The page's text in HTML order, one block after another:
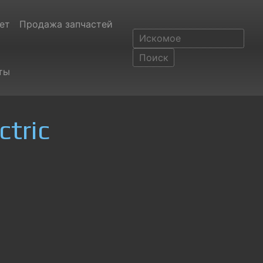
Продажа запчастей